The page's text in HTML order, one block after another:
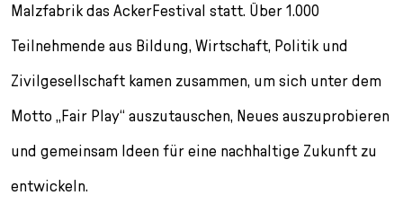
u
a
e
e
l
c
n
Malzfabrik das AckerFestival statt. Über 1.000
Teilnehmende aus Bildung, Wirtschaft, Politik und
Zivilgesellschaft kamen zusammen, um sich unter dem
Motto „Fair Play“ auszutauschen, Neues auszuprobieren
und gemeinsam Ideen für eine nachhaltige Zukunft zu
entwickeln.